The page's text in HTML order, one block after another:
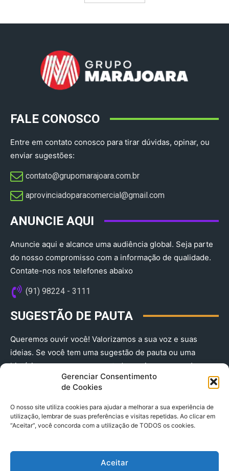
Gerenciar Consentimento
de Cookies
O nosso site utiliza cookies para ajudar a melhorar a sua experiência de
utilização, lembrar de suas preferências e visitas repetidas. Ao clicar em
“Aceitar”, você concorda com a utilização de TODOS os cookies.
Aceitar
FALE CONOSCO
Entre em contato conosco para tirar dúvidas, opinar, ou
enviar sugestões:
contato@grupomarajoara.com.br
aprovinciadoparacomercial@gmail.com​
ANUNCIE AQUI
Anuncie aqui e alcance uma audiência global. Seja parte
do nosso compromisso com a informação de qualidade.
Contate-nos nos telefones abaixo
(91) 98224 - 3111
SUGESTÃO DE PAUTA
Queremos ouvir você! Valorizamos a sua voz e suas
ideias. Se você tem uma sugestão de pauta ou uma
história que merece ser contada, envie-nos agora!
(91) 98224 - 3111